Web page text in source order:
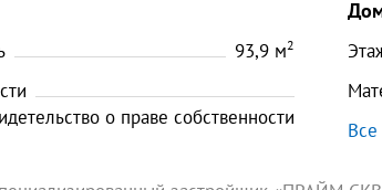
93,9 м2
о праве собственности